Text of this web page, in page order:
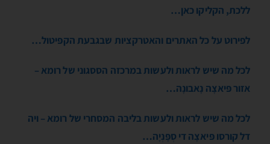
ללכת, הקליקו כאן…
לפירוט על כל האתרים והאטרקציות שבגבעת הקפּיטול…
לכל מה שיש לראות ולעשות במרכזה הססגוני של רומא –
אזור פּיאצָה נָאבונָה…
לכל מה שיש לראות ולעשות בליבה המסחרי של רומא – ויה
דל קורסו פּיאצָה די סְפָּנְיָה…